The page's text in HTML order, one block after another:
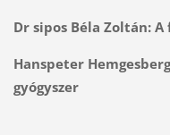
Dr sipos Béla Zoltán:
Hanspeter
gyógyszer